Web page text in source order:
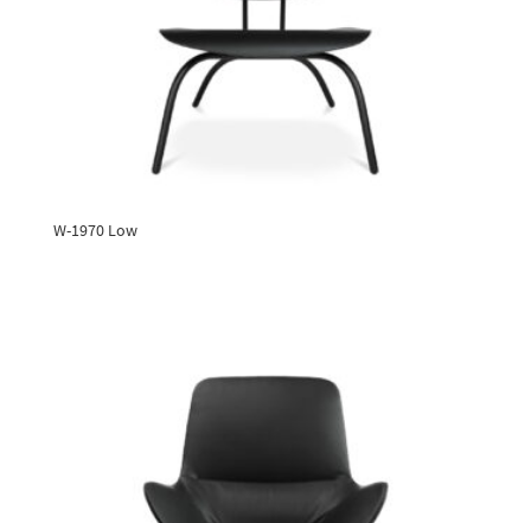
W-1970 Low